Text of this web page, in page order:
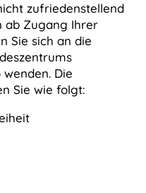
zufriedenstellend
ab Zugang Ihrer
Sie sich an die
Die
Sie wie folgt: